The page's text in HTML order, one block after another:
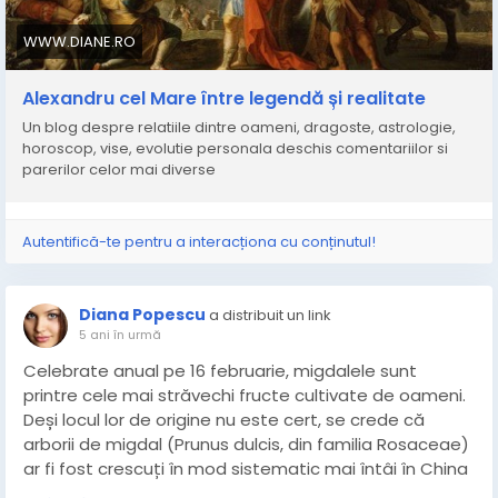
și primitoare, perfectă pentru o cină relaxantă după o
zi de explorare a atracțiilor locale. În plus, La Cantina
Les Forques pune accent pe utilizarea ingredientelor
proaspete și locale, garantând o experiență culinară
de neuitat. Fie că sunteți în căutarea unei mese
rapide sau doriți să vă lăsați răsfățați cu o cină lungă,
acest restaurant este o alegere excelentă pentru
Mai multe recomandari de calatorie:
http://health-e-sites.com/bookmark.php?
t=health+sitemap&u=https://restaurant-la-cantina-
figueres-vilafant-les-
forques.business.site/posts/4317594101255794663
https://www.juerges.net/?
wptouch_switch=desktop&redirect=https://restaura
nt-la-cantina-figueres-vilafant-les-
WWW.DIANE.RO
Alexandru cel Mare între legendă și realitate
Un blog despre relatiile dintre oameni, dragoste, astrologie,
horoscop, vise, evolutie personala deschis comentariilor si
parerilor celor mai diverse
Autentifică-te pentru a interacționa cu conținutul!
Diana Popescu a distribuit un link
5 ani în urmă
Celebrate anual pe 16 februarie, migdalele sunt
printre cele mai străvechi fructe cultivate de oameni.
Deși locul lor de origine nu este cert, se crede că
arborii de migdal (Prunus dulcis, din familia Rosaceae)
ar fi fost crescuți în mod sistematic mai întâi în China
și Asia Centrală, de unde, pe Drumul Mătăsii, au ajuns